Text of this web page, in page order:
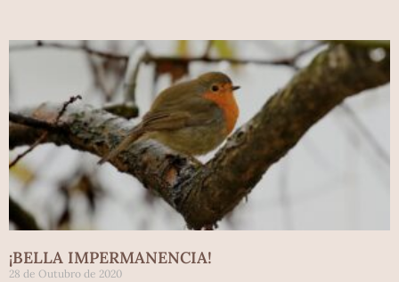
¡BELLA IMPERMANENCIA!
28 de Outubro de 2020